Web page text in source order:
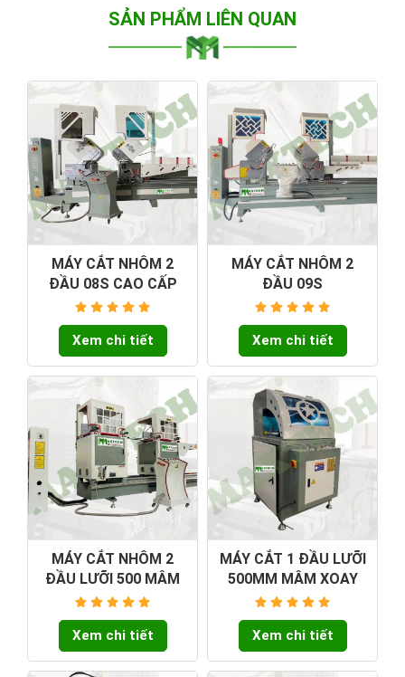
SẢN PHẨM LIÊN QUAN
MÁY CẮT NHÔM 2
ĐẦU 08S CAO CẤP
Xem chi tiết
MÁY CẮT NHÔM 2
ĐẦU 09S
Xem chi tiết
MÁY CẮT NHÔM 2
ĐẦU LƯỠI 500 MÂM
XOAY
Xem chi tiết
MÁY CẮT 1 ĐẦU LƯỠI
500MM MÂM XOAY
Xem chi tiết